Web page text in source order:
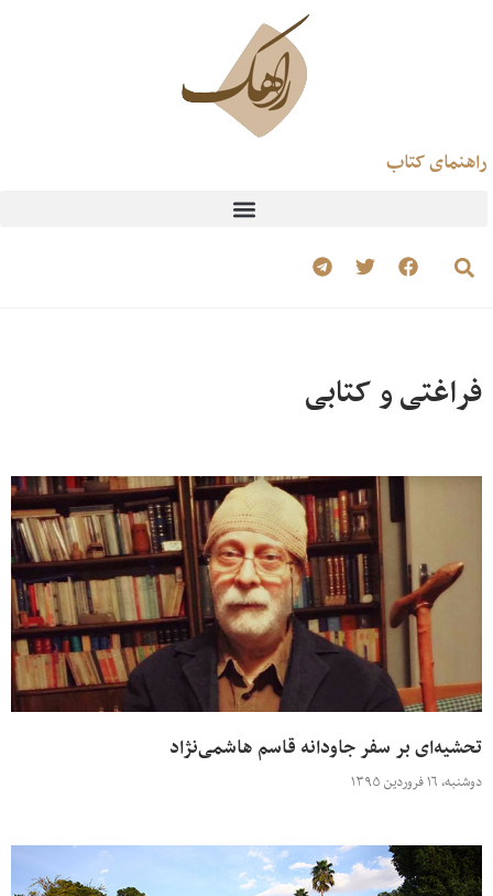
راهنمای کتاب
فراغتی و کتابی
تحشیه‌ای بر سفر جاودانه قاسم هاشمی‌نژاد
دوشنبه، ۱۶ فروردین ۱۳۹۵